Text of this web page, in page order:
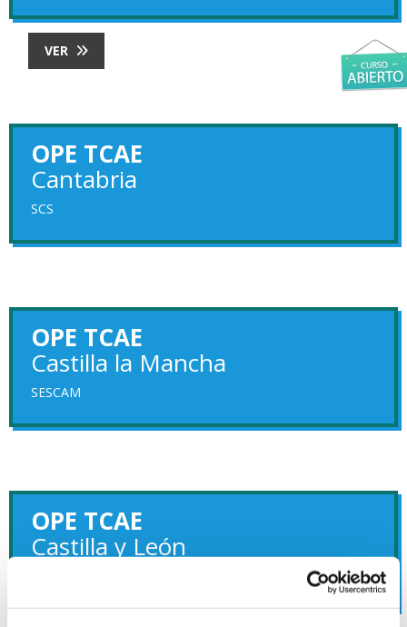
VER
OPE TCAE
Cantabria
SCS
OPE TCAE
Castilla la Mancha
SESCAM
OPE TCAE
Castilla y León